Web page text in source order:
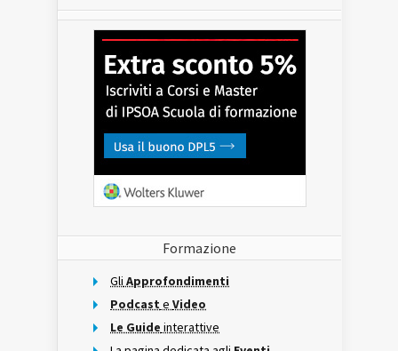
Formazione
Gli Approfondimenti
Podcast e Video
Le Guide interattive